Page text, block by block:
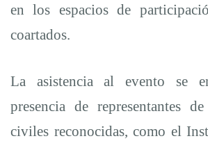
en los espacios de
coartados.
La asistencia al evento se
presencia de representantes
civiles reconocidas, como el